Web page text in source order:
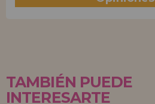
TAMBIÉN PUEDE
INTERESARTE